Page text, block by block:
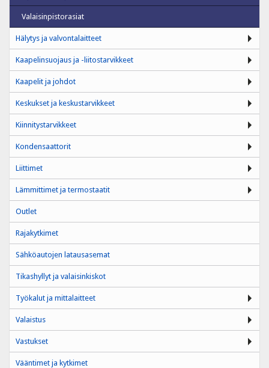
Valaisinpistorasiat
Hälytys ja valvontalaitteet
Kaapelinsuojaus ja -liitostarvikkeet
Kaapelit ja johdot
Keskukset ja keskustarvikkeet
Kiinnitystarvikkeet
Kondensaattorit
Liittimet
Lämmittimet ja termostaatit
Outlet
Rajakytkimet
Sähköautojen latausasemat
Tikashyllyt ja valaisinkiskot
Työkalut ja mittalaitteet
Valaistus
Vastukset
Vääntimet ja kytkimet